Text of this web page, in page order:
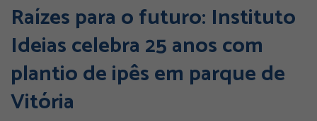
Raízes para o futuro: Instituto
Ideias celebra 25 anos com
plantio de ipês em parque de
Vitória